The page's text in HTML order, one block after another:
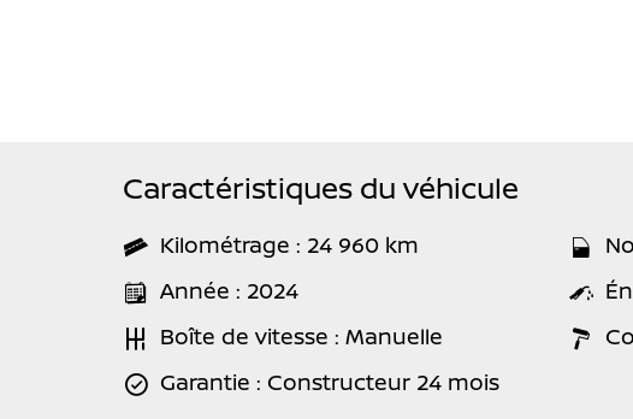
Caractéristiques du véhicule
Kilométrage : 24 960 km
Année : 2024
Boîte de vitesse : Manuelle
Garantie : Constructeur 24 mois